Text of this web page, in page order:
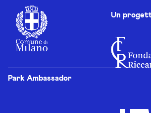
Un
Park Ambassador